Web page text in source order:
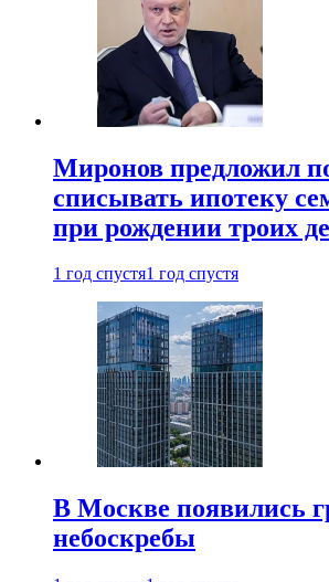
Миронов предложил
списывать ипотеку
при рождении троих
1 год спустя1 год спустя
В Москве появились
небоскребы